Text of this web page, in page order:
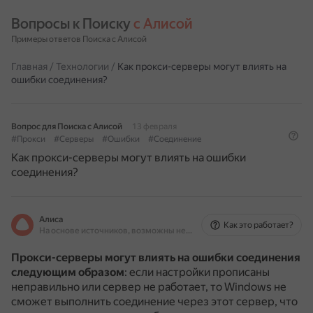
Вопросы к Поиску с Алисой
Примеры ответов Поиска с Алисой
Главная / Технологии / Как прокси-серверы могут влиять на
ошибки соединения?
Вопрос для Поиска с Алисой
13 февраля
#Прокси
#Серверы #Ошибки #Соединение
Как прокси-серверы могут влиять на ошибки
соединения?
Алиса
На основе источников, возможны неточности
Как это работает?
Прокси-серверы могут влиять на ошибки соединения
следующим образом: если настройки прописаны
неправильно или сервер не работает, то Windows не
сможет выполнить соединение через этот сервер, что